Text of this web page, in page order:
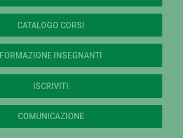
CATALOGO CORSI
FORMAZIONE INSEGNANTI
ISCRIVITI
COMUNICAZIONE